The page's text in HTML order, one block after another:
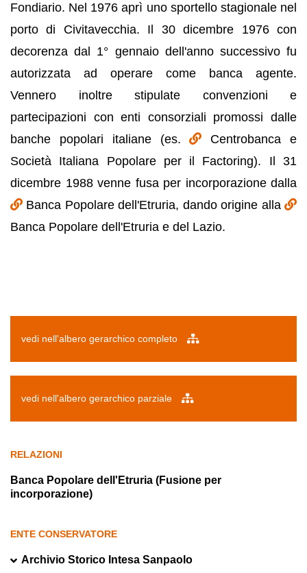
Fondiario. Nel 1976 aprì uno sportello stagionale nel
porto di Civitavecchia. Il 30 dicembre 1976 con
decorenza dal 1° gennaio dell'anno successivo fu
autorizzata ad operare come banca agente.
Vennero inoltre stipulate convenzioni e
partecipazioni con enti consorziali promossi dalle
banche popolari italiane (es.
Centrobanca e
Società Italiana Popolare per il Factoring). Il 31
dicembre 1988 venne fusa per incorporazione dalla
Banca Popolare dell'Etruria, dando origine alla
Banca Popolare dell'Etruria e del Lazio.
vedi nell'albero gerarchico completo
vedi nell'albero gerarchico parziale
RELAZIONI
Banca Popolare dell'Etruria (Fusione per
incorporazione)
ENTE CONSERVATORE
Archivio Storico Intesa Sanpaolo